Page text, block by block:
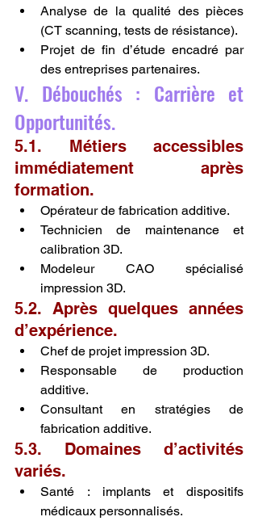
Analyse de la qualité des pièces
(CT scanning, tests de résistance).
Projet de fin d’étude encadré par
des entreprises partenaires.
V. Débouchés : Carrière et
Opportunités.
5.1. Métiers accessibles
immédiatement après
formation.
Opérateur de fabrication additive.
Technicien de maintenance et
calibration 3D.
Modeleur CAO spécialisé
impression 3D.
5.2. Après quelques années
d’expérience.
Chef de projet impression 3D.
Responsable de production
additive.
Consultant en stratégies de
fabrication additive.
5.3. Domaines d’activités
variés.
Santé : implants et dispositifs
médicaux personnalisés.